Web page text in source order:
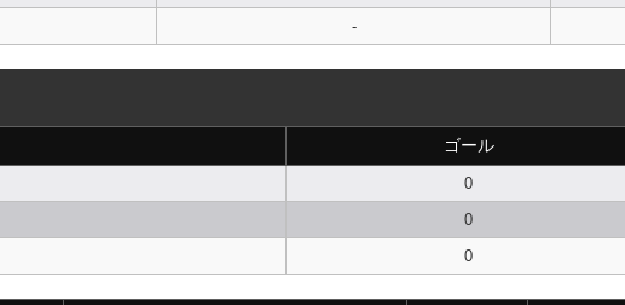
-
ゴール
0
0
0